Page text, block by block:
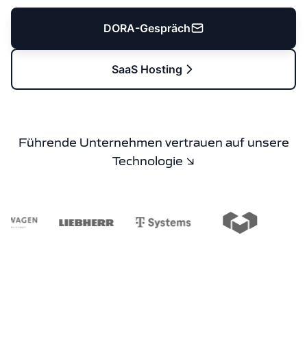
DORA-Gespräch
SaaS Hosting
Führende Unternehmen vertrauen auf unsere
Technologie ↘